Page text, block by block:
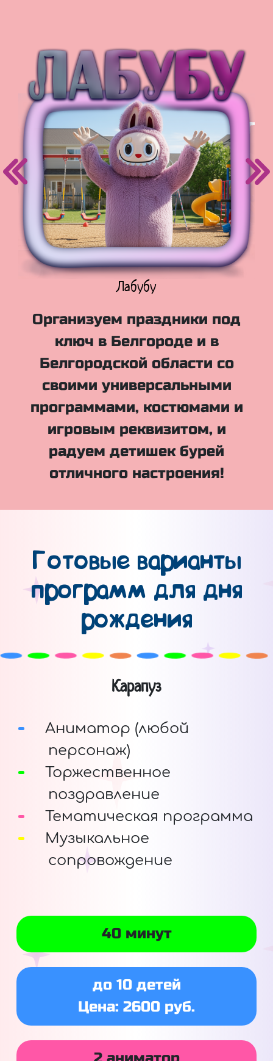
Куклы Лол
Организуем праздники под
ключ в Белгороде и в
Белгородской области со
своими универсальными
программами, костюмами и
игровым реквизитом, и
радуем детишек бурей
отличного настроения!
Готовые варианты
программ для дня
рождения
Карапуз
Аниматор (любой
персонаж)
Торжественное
поздравление
Тематическая программа
Музыкальное
сопровождение
40 минут
до 10 детей
Цена: 2600 руб.